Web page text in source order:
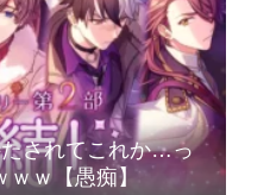
されてこれか…っ
ｗ【愚痴】